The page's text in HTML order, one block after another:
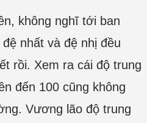
không nghĩ tới ban
nhất và đệ nhị đều
rồi. Xem ra cái độ trung
đến 100 cũng không
Vương lão độ trung